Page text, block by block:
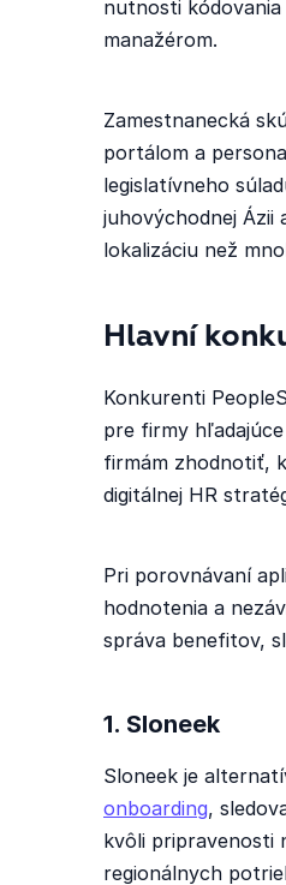
nutnosti
manažérom.
Zamestnanecká
portálom a
legislatívneho
juhovýchodnej Ázii
lokalizáciu než
Hlavní
Konkurenti
pre firmy
firmám zhodnotiť,
digitálnej HR
Pri porovnávaní
hodnotenia a
správa benefitov,
1. Sloneek
Sloneek je
onboarding,
kvôli pripravenosti
regionálnych